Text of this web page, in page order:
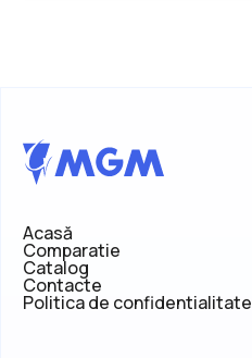
Acasă
Comparatie
Catalog
Contacte
Politica de confidentialitate